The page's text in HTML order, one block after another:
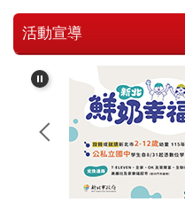
回首頁
學生和家長專區
招生專區
校長簡介
活動宣導